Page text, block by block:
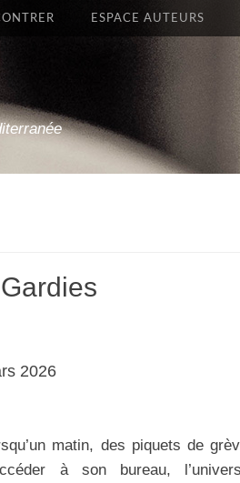
ESPACE AUTEURS
2026
matin, des piquets de
à son bureau,